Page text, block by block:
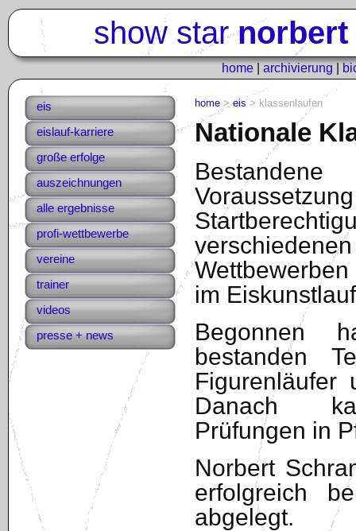
show star norbert
home archivierung
eis
eislauf-karriere
große erfolge
auszeichnungen
alle ergebnisse
profi-wettbewerbe
vereine
trainer
videos
presse + news
home >eis> klassenlaufen
Nationale
Bestandene
im
Begonnen
bestanden
Figurenläufer
Danach
Prüfungen in
Norbert
erfolgreich
abgelegt.